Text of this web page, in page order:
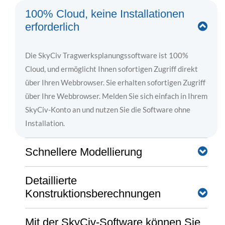
100% Cloud, keine Installationen
erforderlich
Die SkyCiv Tragwerksplanungssoftware ist 100%
Cloud, und ermöglicht Ihnen sofortigen Zugriff direkt
über Ihren Webbrowser. Sie erhalten sofortigen Zugriff
über Ihre Webbrowser. Melden Sie sich einfach in Ihrem
SkyCiv-Konto an und nutzen Sie die Software ohne
Installation.
Schnellere Modellierung
Die SkyCiv-Software bietet eine Vielzahl
leistungsstarker Funktionen für Modellierung,
Bearbeitung, und Überprüfung, die Ihren Arbeitsablauf
erheblich beschleunigen. Dazu gehören das
Detaillierte
Konstruktionsberechnungen
Klare, schrittweise Berechnungsberichte helfen
Mit der SkyCiv-Software können Sie